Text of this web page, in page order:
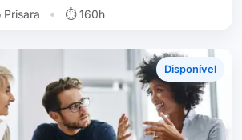
Prisara • ⏱ 160h
Disponível